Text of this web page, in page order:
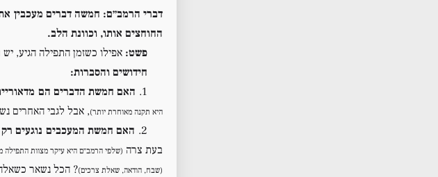
דברי הרמב״ם: חמשה דברים מעכבין
החוחצים אותו, וכוונת הלב.
פשט: אפילו כשזמן התפילה הגיע,
חידושים והסברות:
1. האם חמשת הדברים הם
היא תקנה מאוחרת יותר), אבל לגבי האחרים
2. האם חמשת המעכבים נוגעים
בעת צרה (שלפי הרמב״ם היא עיקר מצוות התפילה
(שבח, הודאה, שאלת צרכים)? הכל נשאר